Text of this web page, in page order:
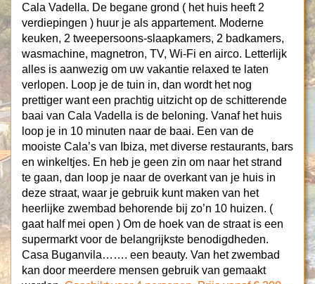
Cala Vadella. De begane grond ( het huis heeft 2
verdiepingen ) huur je als appartement. Moderne
keuken, 2 tweepersoons-slaapkamers, 2 badkamers,
wasmachine, magnetron, TV, Wi-Fi en airco. Letterlijk
alles is aanwezig om uw vakantie relaxed te laten
verlopen. Loop je de tuin in, dan wordt het nog
prettiger want een prachtig uitzicht op de schitterende
baai van Cala Vadella is de beloning. Vanaf het huis
loop je in 10 minuten naar de baai. Een van de
mooiste Cala’s van Ibiza, met diverse restaurants, bars
en winkeltjes. En heb je geen zin om naar het strand
te gaan, dan loop je naar de overkant van je huis in
deze straat, waar je gebruik kunt maken van het
heerlijke zwembad behorende bij zo’n 10 huizen. (
gaat half mei open ) Om de hoek van de straat is een
supermarkt voor de belangrijkste benodigdheden.
Casa Buganvila……. een beauty. Van het zwembad
kan door meerdere mensen gebruik van gemaakt